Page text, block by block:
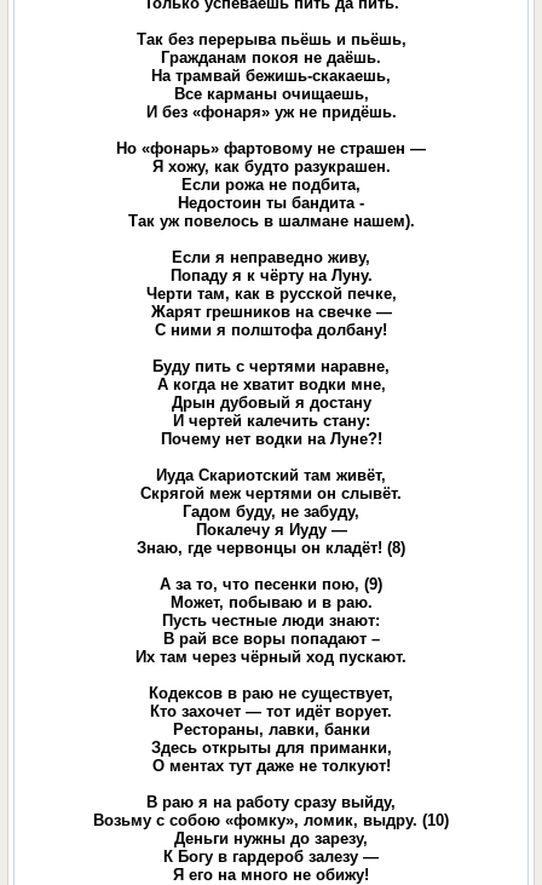
Так без перерыва пьёшь и пьёшь,
Гражданам покоя не даёшь.
На трамвай бежишь-скакаешь,
Все карманы очищаешь,
И без «фонаря» уж не придёшь.
Но «фонарь» фартовому не страшен —
Я хожу, как будто разукрашен.
Если рожа не подбита,
Недостоин ты бандита -
Так уж повелось в шалмане нашем).
Если я неправедно живу,
Попаду я к чёрту на Луну.
Черти там, как в русской печке,
Жарят грешников на свечке —
С ними я полштофа долбану!
Буду пить с чертями наравне,
А когда не хватит водки мне,
Дрын дубовый я достану
И чертей калечить стану:
Почему нет водки на Луне?!
Иуда Скариотский там живёт,
Скрягой меж чертями он слывёт.
Гадом буду, не забуду,
Покалечу я Иуду —
Знаю, где червонцы он кладёт! (8)
А за то, что песенки пою, (9)
Может, побываю и в раю.
Пусть честные люди знают:
В рай все воры попадают –
Их там через чёрный ход пускают.
Кодексов в раю не существует,
Кто захочет — тот идёт ворует.
Рестораны, лавки, банки
Здесь открыты для приманки,
О ментах тут даже не толкуют!
В раю я на работу сразу выйду,
Возьму с собою «фомку», ломик, выдру. (10)
Деньги нужны до зарезу,
К Богу в гардероб залезу —
Я его на много не обижу!